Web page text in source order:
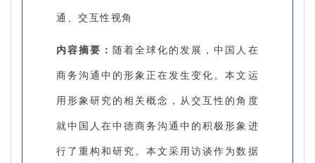
通、交互性视角
内容摘要：随着全球化的发展，中国人在
商务沟通中的形象正在发生变化。本文运
用形象研究的相关概念，从交互性的角度
就中国人在中德商务沟通中的积极形象进
行了重构和研究。本文采用访谈作为数据